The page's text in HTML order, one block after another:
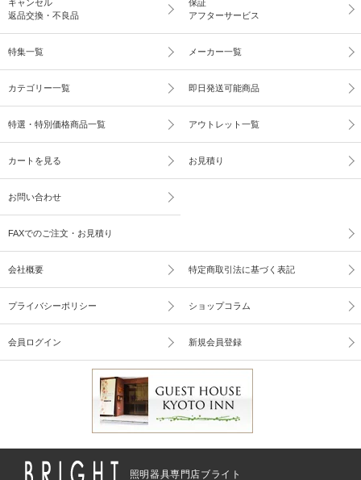
キャンセル
返品交換・不良品
保証
アフターサービス
特集一覧 メーカー一覧
カテゴリー一覧 即日発送可能商品
特選・特別価格商品一覧 アウトレット一覧
カートを見る お見積り
お問い合わせ
FAXでのご注文・お見積り
会社概要 特定商取引法に基づく表記
プライバシーポリシー ショップコラム
会員ログイン 新規会員登録
照明器具専門店ブライト